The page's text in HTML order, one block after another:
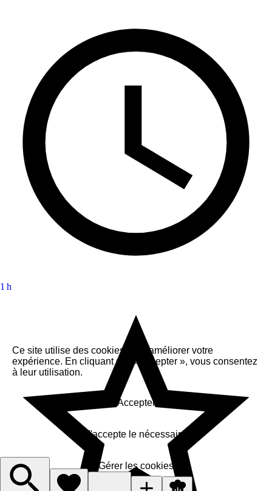
1 h
Ce site utilise des cookies pour améliorer votre
expérience. En cliquant sur « Accepter », vous consentez
à leur utilisation.
Accepter
J'accepte le nécessaire
Gérer les cookies